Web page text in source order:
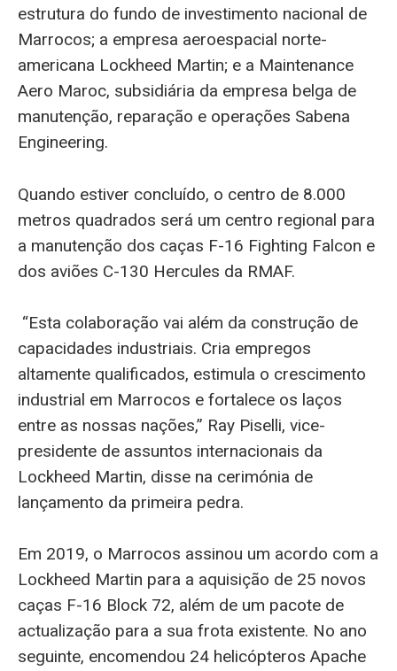
estrutura do fundo de investimento nacional de
Marrocos; a empresa aeroespacial norte-
americana Lockheed Martin; e a Maintenance
Aero Maroc, subsidiária da empresa belga de
manutenção, reparação e operações Sabena
Engineering.
Quando estiver concluído, o centro de 8.000
metros quadrados será um centro regional para
a manutenção dos caças F-16 Fighting Falcon e
dos aviões C-130 Hercules da RMAF.
“Esta colaboração vai além da construção de
capacidades industriais. Cria empregos
altamente qualificados, estimula o crescimento
industrial em Marrocos e fortalece os laços
entre as nossas nações,” Ray Piselli, vice-
presidente de assuntos internacionais da
Lockheed Martin, disse na cerimónia de
lançamento da primeira pedra.
Em 2019, o Marrocos assinou um acordo com a
Lockheed Martin para a aquisição de 25 novos
caças F-16 Block 72, além de um pacote de
actualização para a sua frota existente. No ano
seguinte, encomendou 24 helicópteros Apache